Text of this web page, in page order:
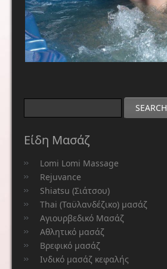
SEARCH
Είδη Μασάζ
Lomi Lomi Massage
Rejuvance
Shiatsu (Σιάτσου)
Thai (Ταϋλανδέζικο) μασάζ
Αγιουρβεδικό Μασάζ
Αθλητικό μασάζ
Βρεφικό μασάζ
Ινδικό μασάζ κεφαλής